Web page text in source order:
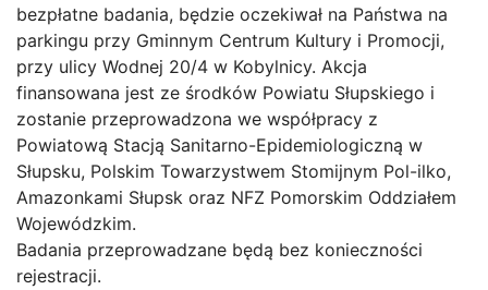
bezpłatne badania, będzie oczekiwał na Państwa na
parkingu przy Gminnym Centrum Kultury i Promocji,
przy ulicy Wodnej 20/4 w Kobylnicy. Akcja
finansowana jest ze środków Powiatu Słupskiego i
zostanie przeprowadzona we współpracy z
Powiatową Stacją Sanitarno-Epidemiologiczną w
Słupsku, Polskim Towarzystwem Stomijnym Pol-ilko,
Amazonkami Słupsk oraz NFZ Pomorskim Oddziałem
Wojewódzkim.
Badania przeprowadzane będą bez konieczności
rejestracji.